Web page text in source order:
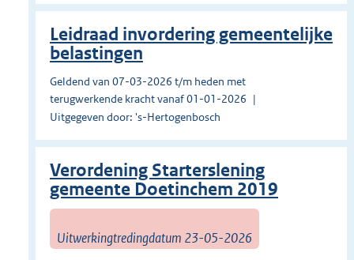
Leidraad invordering gemeentelijke
belastingen
Geldend van 07-03-2026 t/m heden met
terugwerkende kracht vanaf 01-01-2026
Uitgegeven door: 's-Hertogenbosch
Verordening Starterslening
gemeente Doetinchem 2019
Uitwerkingtredingdatum 23-05-2026